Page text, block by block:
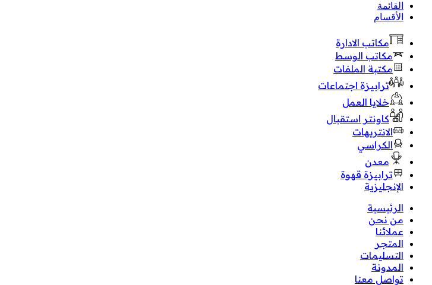
القائمة
الأقسام
مكاتب الادارة
مكاتب الوسط
مكتبة الملفات
ترابيزة اجتماعات
خلايا العمل
كاونتر استقبال
الانتريهات
الكراسي
معدن
ترابيزة قهوة
الإنجليزية
الرئيسية
من نحن
عملائنا
المتجر
التسليمات
المدونة
تواصل معنا